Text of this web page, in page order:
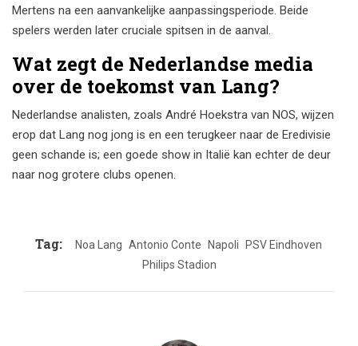
Mertens na een aanvankelijke aanpassingsperiode. Beide
spelers werden later cruciale spitsen in de aanval.
Wat zegt de Nederlandse media
over de toekomst van Lang?
Nederlandse analisten, zoals André Hoekstra van NOS, wijzen
erop dat Lang nog jong is en een terugkeer naar de Eredivisie
geen schande is; een goede show in Italië kan echter de deur
naar nog grotere clubs openen.
Tag: Noa Lang Antonio Conte Napoli
PSV Eindhoven
Philips Stadion